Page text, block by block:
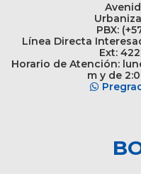
PBX:
Línea Directa
Ext:
Horario de Atención:
m y de